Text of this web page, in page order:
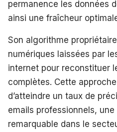
permanence les données
ainsi une fraîcheur
Son algorithme
numériques laissées par
internet pour reconstituer
complètes. Cette
d’atteindre un taux de
emails professionnels,
remarquable dans le